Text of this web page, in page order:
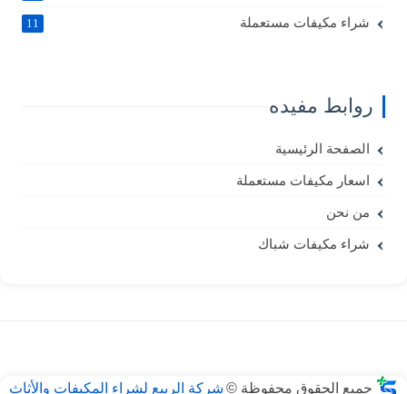
شراء مكيفات مستعملة 11
روابط مفيده
الصفحة الرئيسية
اسعار مكيفات مستعملة
من نحن
شراء مكيفات شباك
جميع الحقوق محفوظة © شركة الربيع لشراء المكيفات والأثاث